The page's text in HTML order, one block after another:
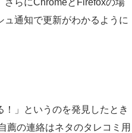
通知で更新がわかるように
！」というのを発見したとき
薦の連絡はネタのタレコミ用